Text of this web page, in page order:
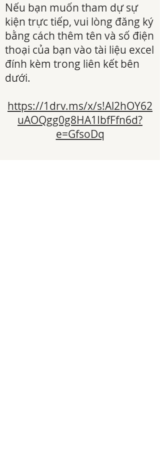
Nếu bạn muốn tham dự sự
kiện trực tiếp, vui lòng đăng ký
bằng cách thêm tên và số điện
thoại của bạn vào tài liệu excel
đính kèm trong liên kết bên
dưới.
https://1drv.ms/x/s!Al2hOY62
uAOQgg0g8HA1IbfFfn6d?
e=GfsoDq